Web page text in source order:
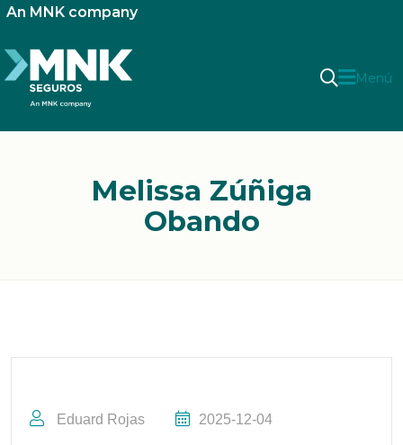
An MNK company
Menú
Melissa Zúñiga
Obando
Eduard Rojas 2025-12-04